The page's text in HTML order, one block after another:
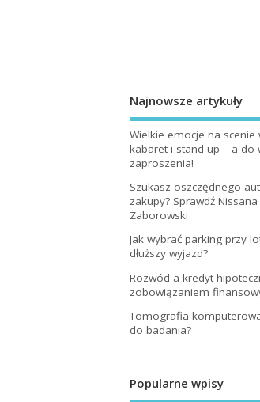
Najnowsze artykuły
Wielkie emocje na scenie
kabaret i stand-up – a do
zaproszenia!
Szukasz oszczędnego
zakupy? Sprawdź
Zaborowski
Jak wybrać parking przy
dłuższy wyjazd?
Rozwód a kredyt
zobowiązaniem
Tomografia
do badania?
Popularne wpisy